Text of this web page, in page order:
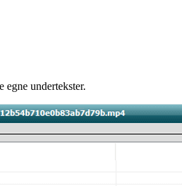
undertekster.